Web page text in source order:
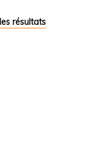
résultats